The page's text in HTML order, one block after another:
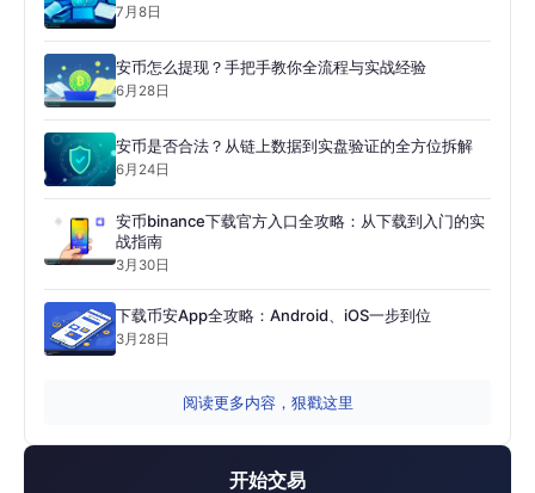
7月8日
安币怎么提现？手把手教你全流程与实战经验
6月28日
安币是否合法？从链上数据到实盘验证的全方位拆解
6月24日
安币binance下载官方入口全攻略：从下载到入门的实
战指南
3月30日
下载币安App全攻略：Android、iOS一步到位
3月28日
阅读更多内容，狠戳这里
开始交易